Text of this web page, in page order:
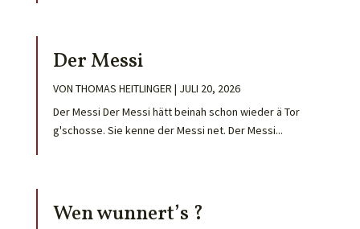
Der Messi
VON THOMAS HEITLINGER | JULI 20, 2026
Der Messi Der Messi hätt beinah schon wieder ä Tor
g'schosse. Sie kenne der Messi net. Der Messi...
Wen wunnert’s ?